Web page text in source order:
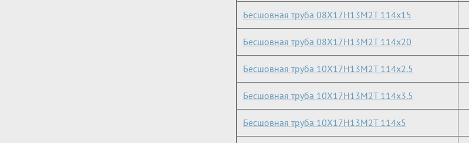
Бесшовная труба 08Х17Н13М2Т 114х15
Бесшовная труба 08Х17Н13М2Т 114х20
Бесшовная труба 10Х17Н13М2Т 114х2.5
Бесшовная труба 10Х17Н13М2Т 114х3.5
Бесшовная труба 10Х17Н13М2Т 114х5